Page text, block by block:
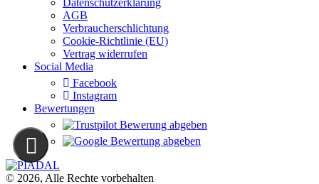
Datenschutzerklärung
AGB
Verbraucherschlichtung
Cookie-Richtlinie (EU)
Vertrag widerrufen
Social Media
Facebook
Instagram
Bewertungen
© 2026, Alle Rechte vorbehalten